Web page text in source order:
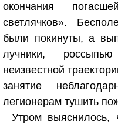
окончания
светлячков».
были покинуты, а
лучники,
неизвестной
занятие
легионерам тушить
Утром выяснилось,